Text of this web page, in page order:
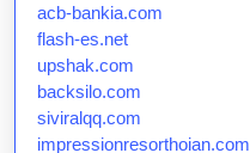
acb-bankia.com
flash-es.net
upshak.com
backsilo.com
siviralqq.com
impressionresorthoian.com